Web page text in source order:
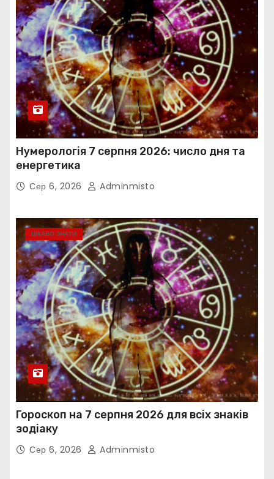
Нумерологія 7 серпня 2026: число дня та
енергетика
Сер 6, 2026 Adminmisto
ЦІКАВО ЗНАТИ
Гороскоп на 7 серпня 2026 для всіх знаків
зодіаку
Сер 6, 2026 Adminmisto